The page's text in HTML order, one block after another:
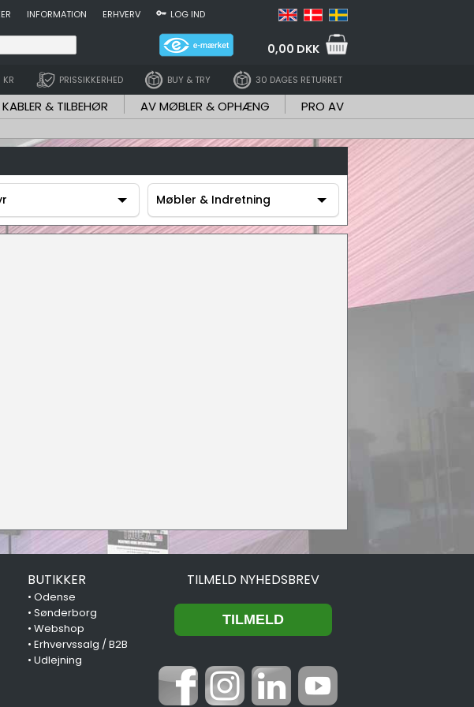
INFORMATION ERHVERV LOG IND
0,00 DKK
PRISSIKKERHED BUY & TRY 30 DAGES RETURRET
KABLER & TILBEHØR AV MØBLER & OPHÆNG PRO AV
Møbler & Indretning
BUTIKKER
•Odense
•Sønderborg
•Webshop
•Erhvervssalg / B2B
•Udlejning
TILMELD NYHEDSBREV